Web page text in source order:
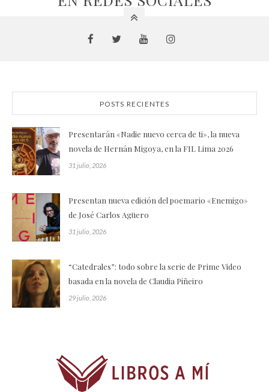
POSTS RECIENTES
Presentarán «Nadie nuevo cerca de ti», la nueva
novela de Hernán Migoya, en la FIL Lima 2026
31 julio, 2026
Presentan nueva edición del poemario «Enemigo»
de José Carlos Agüero
31 julio, 2026
“Catedrales”: todo sobre la serie de Prime Video
basada en la novela de Claudia Piñeiro
29 julio, 2026